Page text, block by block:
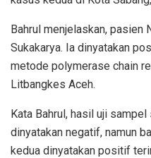
Bahrul menjelaskan,
Sukakarya. Ia dinyatakan
metode polymerase chain
Litbangkes Aceh.
Kata Bahrul, hasil uji
dinyatakan negatif, namun
kedua dinyatakan positif